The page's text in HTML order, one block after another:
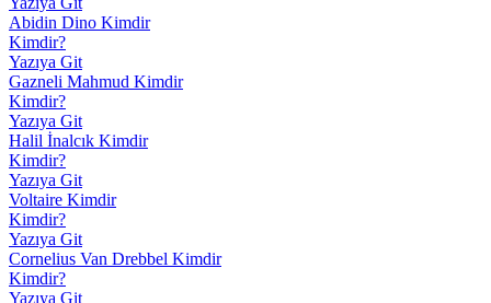
Abidin Dino Kimdir
Kimdir?
Yazıya Git
Gazneli Mahmud Kimdir
Kimdir?
Yazıya Git
Halil İnalcık Kimdir
Kimdir?
Yazıya Git
Voltaire Kimdir
Kimdir?
Yazıya Git
Cornelius Van Drebbel Kimdir
Kimdir?
Yazıya Git